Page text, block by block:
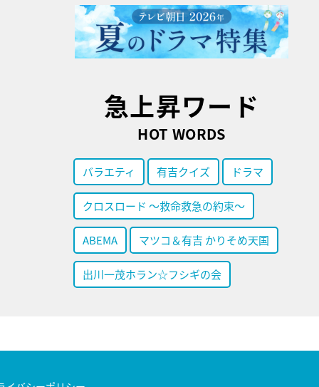
急上昇ワード
HOT WORDS
バラエティ 有吉クイズ ドラマ
クロスロード ～救命救急の約束～
ABEMA マツコ＆有吉 かりそめ天国
出川一茂ホラン☆フシギの会